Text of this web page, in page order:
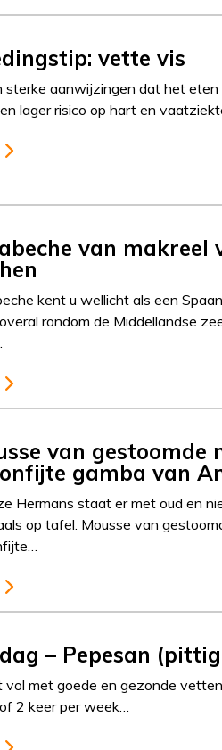
vette vis
sterke aanwijzingen dat het
lager risico op hart en
van makreel
kent u wellicht als een
rondom de Middellandse
van gestoomde
gamba van
Hermans staat er met oud en
op tafel. Mousse van
– Pepesan
vol met goede en gezonde
2 keer per week…